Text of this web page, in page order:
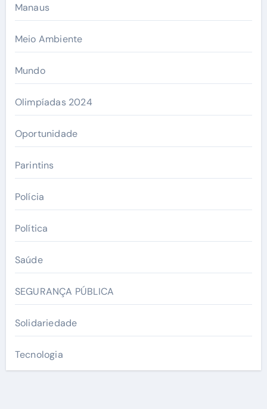
Manaus
Meio Ambiente
Mundo
Olimpíadas 2024
Oportunidade
Parintins
Polícia
Política
Saúde
SEGURANÇA PÚBLICA
Solidariedade
Tecnologia